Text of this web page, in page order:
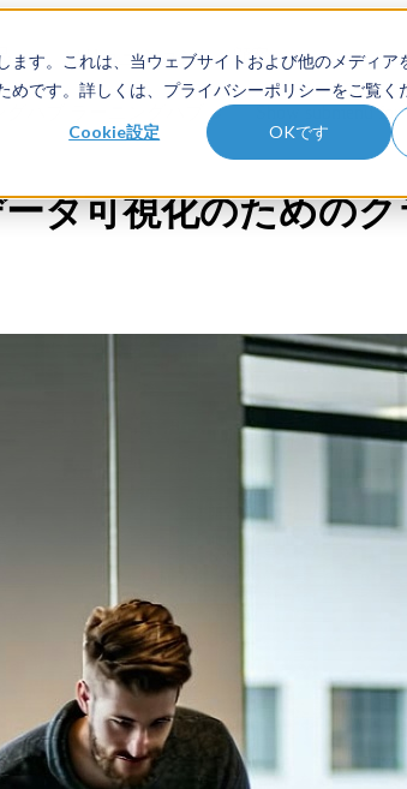
す。これは、当ウェブサイトおよび他のメディア
です。詳しくは、プライバシーポリシーをご覧く
Cookie設定 OKです
ソリューション 顧客
Show submenu
タ可視化のための